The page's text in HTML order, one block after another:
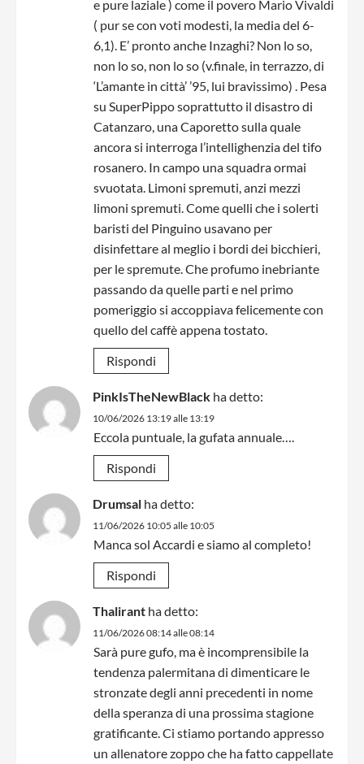
e pure laziale ) come il povero Mario Vivaldi
( pur se con voti modesti, la media del 6-
6,1). E’ pronto anche Inzaghi? Non lo so,
non lo so, non lo so (v.finale, in terrazzo, di
‘L’amante in città’ ’95, lui bravissimo) . Pesa
su SuperPippo soprattutto il disastro di
Catanzaro, una Caporetto sulla quale
ancora si interroga l’intellighenzia del tifo
rosanero. In campo una squadra ormai
svuotata. Limoni spremuti, anzi mezzi
limoni spremuti. Come quelli che i solerti
baristi del Pinguino usavano per
disinfettare al meglio i bordi dei bicchieri,
per le spremute. Che profumo inebriante
passando da quelle parti e nel primo
pomeriggio si accoppiava felicemente con
quello del caffè appena tostato.
Rispondi
PinkIsTheNewBlack ha detto:
10/06/2026 13:19 alle 13:19
Eccola puntuale, la gufata annuale….
Rispondi
Drumsal ha detto:
11/06/2026 10:05 alle 10:05
Manca sol Accardi e siamo al completo!
Rispondi
Thalirant ha detto:
11/06/2026 08:14 alle 08:14
Sarà pure gufo, ma è incomprensibile la
tendenza palermitana di dimenticare le
stronzate degli anni precedenti in nome
della speranza di una prossima stagione
gratificante. Ci stiamo portando appresso
un allenatore zoppo che ha fatto cappellate